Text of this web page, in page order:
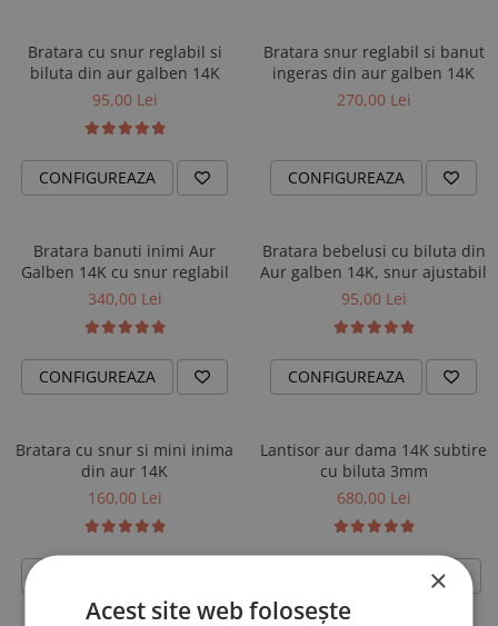
Bratara cu snur reglabil si
biluta din aur galben 14K
95,00 Lei
CONFIGUREAZA
Bratara snur reglabil si banut
ingeras din aur galben 14K
270,00 Lei
CONFIGUREAZA
Bratara banuti inimi Aur
Galben 14K cu snur reglabil
340,00 Lei
CONFIGUREAZA
Bratara bebelusi cu biluta din
Aur galben 14K, snur ajustabil
95,00 Lei
CONFIGUREAZA
Bratara cu snur si mini inima
din aur 14K
160,00 Lei
Lantisor aur dama 14K subtire
cu biluta 3mm
680,00 Lei
×
Acest site web folosește